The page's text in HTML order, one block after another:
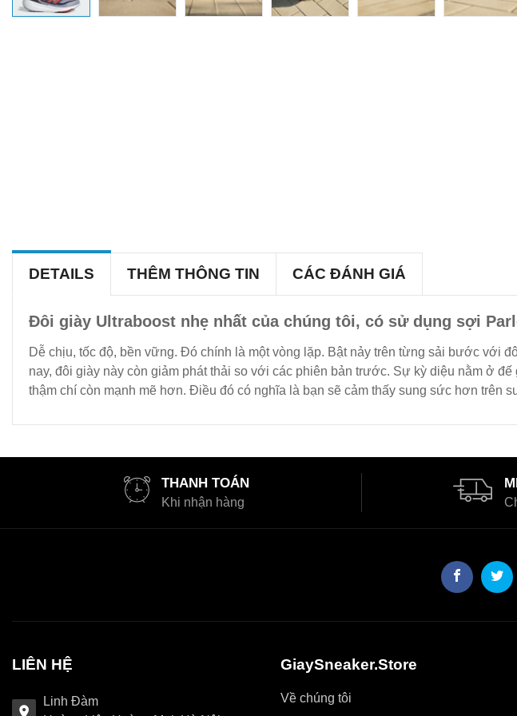
DETAILS THÊM THÔNG TIN CÁC ĐÁNH GIÁ
Đôi giày Ultraboost nhẹ nhất của chúng tôi, có sử dụng sợi
Dễ chịu, tốc độ, bền vững. Đó chính là một vòng lặp. Bật nảy trên từng sải bước với
nay, đôi giày này còn giảm phát thải so với các phiên bản trước. Sự kỳ diệu nằm ở
thậm chí còn mạnh mẽ hơn. Điều đó có nghĩa là bạn sẽ cảm thấy sung sức hơn trên
THANH TOÁN
Khi nhận hàng
LIÊN HỆ
Linh Đàm
GiaySneaker.Store
Về chúng tôi